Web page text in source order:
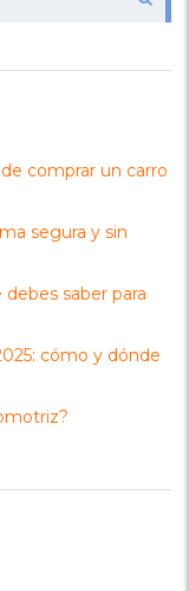
comprar un carro
segura y sin
saber para
cómo y dónde